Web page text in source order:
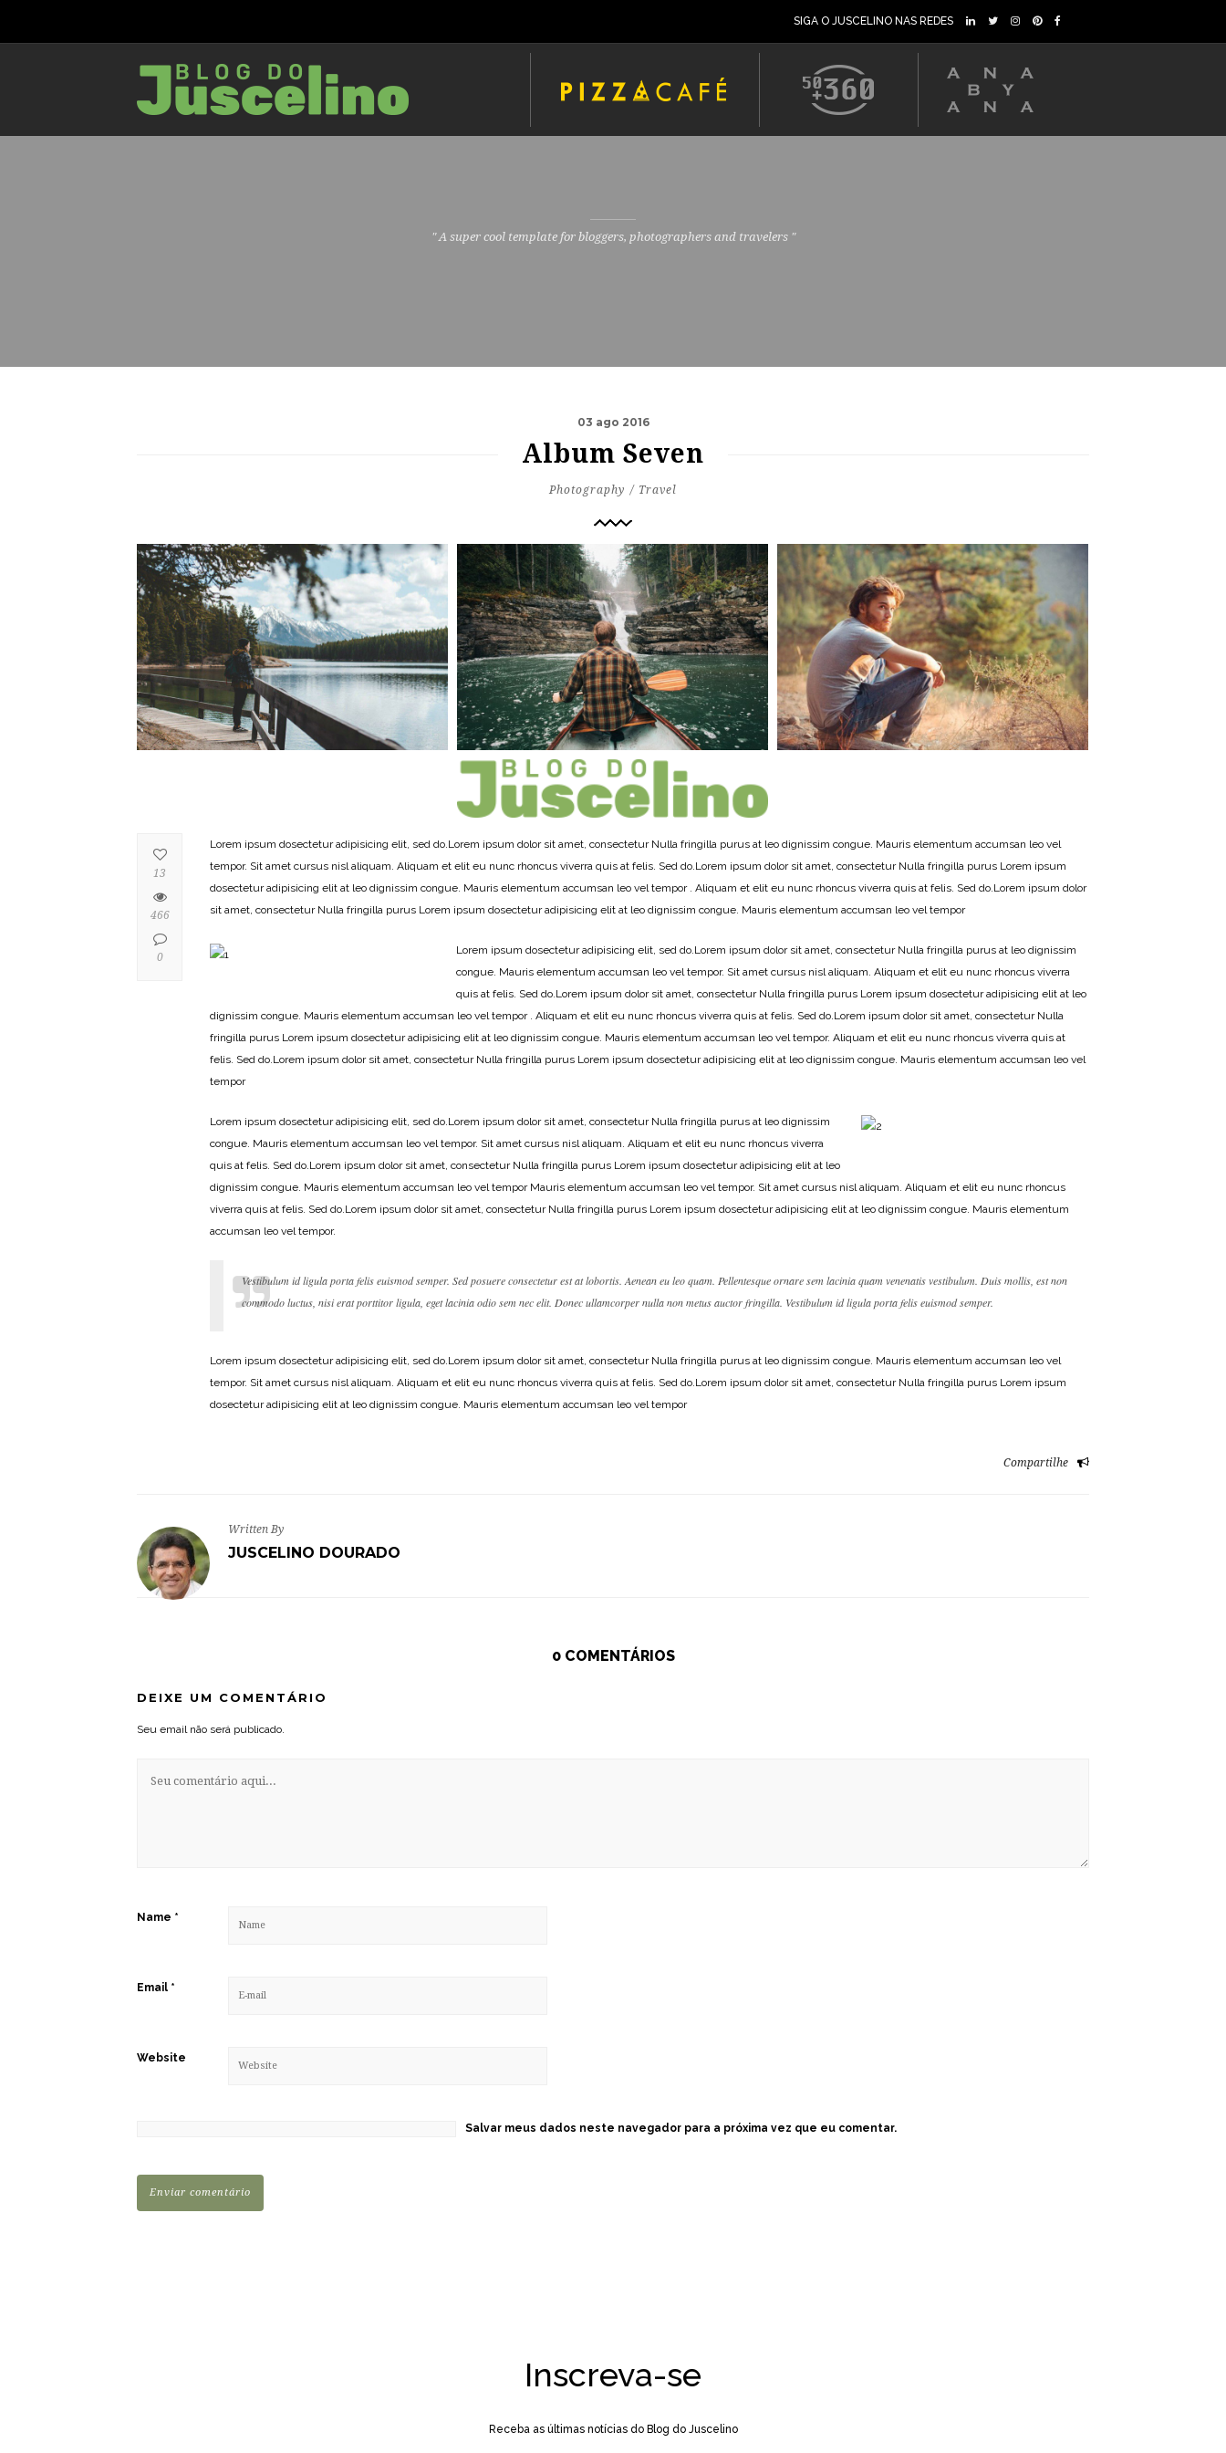
SIGA O JUSCELINO NAS REDES
" A super cool template for bloggers, photographers and travelers "
03 ago 2016
Album Seven
Photography Travel
Lorem ipsum dosectetur adipisicing elit, sed do.Lorem ipsum dolor sit amet, consectetur Nulla fringilla purus at leo dignissim congue. Mauris elementum accumsan leo vel
tempor. Sit amet cursus nisl aliquam. Aliquam et elit eu nunc rhoncus viverra quis at felis. Sed do.Lorem ipsum dolor sit amet, consectetur Nulla fringilla purus Lorem ipsum
dosectetur adipisicing elit at leo dignissim congue. Mauris elementum accumsan leo vel tempor . Aliquam et elit eu nunc rhoncus viverra quis at felis. Sed do.Lorem ipsum dolor
sit amet, consectetur Nulla fringilla purus Lorem ipsum dosectetur adipisicing elit at leo dignissim congue. Mauris elementum accumsan leo vel tempor
Lorem ipsum dosectetur adipisicing elit, sed do.Lorem ipsum dolor sit amet, consectetur Nulla fringilla purus at leo dignissim
congue. Mauris elementum accumsan leo vel tempor. Sit amet cursus nisl aliquam. Aliquam et elit eu nunc rhoncus viverra
quis at felis. Sed do.Lorem ipsum dolor sit amet, consectetur Nulla fringilla purus Lorem ipsum dosectetur adipisicing elit at leo
dignissim congue. Mauris elementum accumsan leo vel tempor . Aliquam et elit eu nunc rhoncus viverra quis at felis. Sed do.Lorem ipsum dolor sit amet, consectetur Nulla
fringilla purus Lorem ipsum dosectetur adipisicing elit at leo dignissim congue. Mauris elementum accumsan leo vel tempor. Aliquam et elit eu nunc rhoncus viverra quis at
felis. Sed do.Lorem ipsum dolor sit amet, consectetur Nulla fringilla purus Lorem ipsum dosectetur adipisicing elit at leo dignissim congue. Mauris elementum accumsan leo vel
tempor
Lorem ipsum dosectetur adipisicing elit, sed do.Lorem ipsum dolor sit amet, consectetur Nulla fringilla purus at leo dignissim
congue. Mauris elementum accumsan leo vel tempor. Sit amet cursus nisl aliquam. Aliquam et elit eu nunc rhoncus viverra
quis at felis. Sed do.Lorem ipsum dolor sit amet, consectetur Nulla fringilla purus Lorem ipsum dosectetur adipisicing elit at leo
dignissim congue. Mauris elementum accumsan leo vel tempor Mauris elementum accumsan leo vel tempor. Sit amet cursus nisl aliquam. Aliquam et elit eu nunc rhoncus
viverra quis at felis. Sed do.Lorem ipsum dolor sit amet, consectetur Nulla fringilla purus Lorem ipsum dosectetur adipisicing elit at leo dignissim congue. Mauris elementum
accumsan leo vel tempor.
Vestibulum id ligula porta felis euismod semper. Sed posuere consectetur est at lobortis. Aenean eu leo quam. Pellentesque ornare sem lacinia quam venenatis vestibulum. Duis mollis, est non
commodo luctus, nisi erat porttitor ligula, eget lacinia odio sem nec elit. Donec ullamcorper nulla non metus auctor fringilla. Vestibulum id ligula porta felis euismod semper.
Lorem ipsum dosectetur adipisicing elit, sed do.Lorem ipsum dolor sit amet, consectetur Nulla fringilla purus at leo dignissim congue. Mauris elementum accumsan leo vel
tempor. Sit amet cursus nisl aliquam. Aliquam et elit eu nunc rhoncus viverra quis at felis. Sed do.Lorem ipsum dolor sit amet, consectetur Nulla fringilla purus Lorem ipsum
dosectetur adipisicing elit at leo dignissim congue. Mauris elementum accumsan leo vel tempor
Compartilhe
13
466
0
Written By
JUSCELINO DOURADO
0 COMENTÁRIOS
DEIXE UM COMENTÁRIO
Seu email não será publicado.
Name *
Email *
Website
Salvar meus dados neste navegador para a próxima vez que eu comentar.
Inscreva-se
Receba as últimas notícias do Blog do Juscelino